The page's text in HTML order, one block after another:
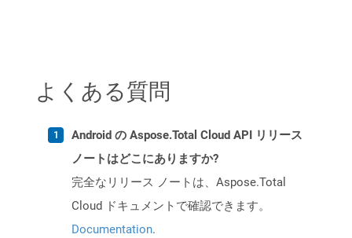
よくある質問
Android の Aspose.Total Cloud API リリース
ノートはどこにありますか?
完全なリリース ノートは、Aspose.Total
Cloud ドキュメントで確認できます。
Documentation.